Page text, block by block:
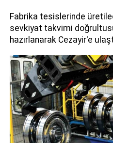
Fabrika tesislerinde
sevkiyat takvimi
hazırlanarak Cezayir'e